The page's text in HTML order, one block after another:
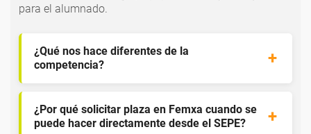
para el alumnado.
¿Qué nos hace diferentes de la
competencia?
¿Por qué solicitar plaza en Femxa cuando se
puede hacer directamente desde el SEPE?